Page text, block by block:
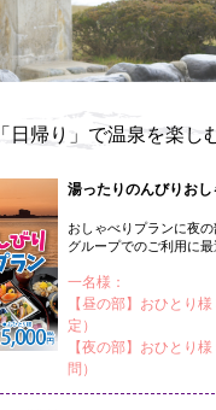
「日帰り」で温泉を楽し
湯ったりのんびりお
おしゃべりプランに夜の
グループでのご利用に最
一名様：
【昼の部】おひとり
定）
【夜の部】おひとり
問）